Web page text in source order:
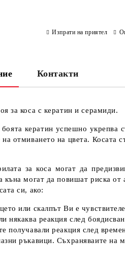
Изпрати на приятел
Контакти
за коса с кератин и серамиди.
кератин успешно укрепва
отмиването на цвета. Косата
за коса могат да
къна могат да повишат риска от
си, ако:
или скалпът Ви е
някаква реакция след
получавали реакция след
ръкавици. Съхраняваите на